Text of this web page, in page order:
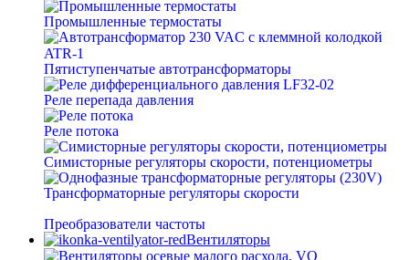
Промышленные термостаты
Пятиступенчатые автотрансформаторы
Реле перепада давления
Реле потока
Симисторные регуляторы скорости, потенциометры
Трансформаторные регуляторы скорости
Преобразователи частоты
Вентиляторы